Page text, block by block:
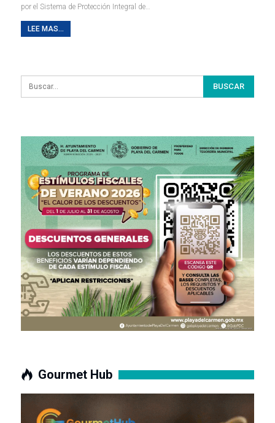
por el Sistema de Protección Integral de…
LEE MAS...
Gourmet Hub